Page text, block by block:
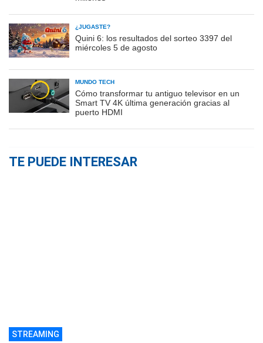
¿JUGASTE?
Quini 6: los resultados del sorteo 3397 del
miércoles 5 de agosto
MUNDO TECH
Cómo transformar tu antiguo televisor en un
Smart TV 4K última generación gracias al
puerto HDMI
TE PUEDE INTERESAR
STREAMING